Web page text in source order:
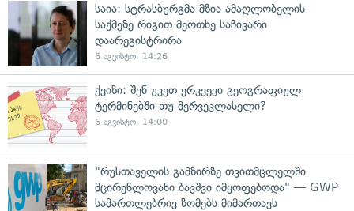
საია: სტრასბურგმა მზია ამაღლობელის
საქმეზე რიგით მეოთხე საჩივარი
დაარეგისტრირა
6 აგვისტო, 14:26
ქვიზი: შენ უკეთ ერკვევი გეოგრაფიულ
ტერმინებში თუ მერვეკლასელი?
6 აგვისტო, 14:00
"რუსთაველის გამზირზე თვითმცლელში
მცირეწლოვანი ბავშვი იმყოფებოდა" — GWP
სამართლებრივ ზომებს მიმართავს